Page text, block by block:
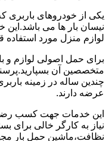
یکی از خودروهای باربری
نیسان بار ها می باشد.این
لوازم منزل مورد استفاده
برای حمل اصولی لوازم و
متخصصین آن
چندین ساله در زمینه
عرضه دارند.
این خدمات جهت کسب
نیاز به کارگر خالی برای
نظافت،ماشین حمل بار